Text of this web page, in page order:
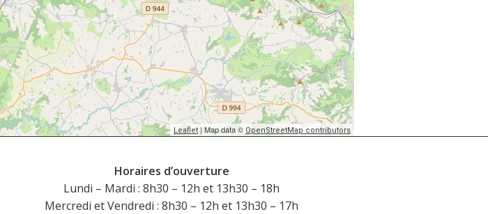
Leaflet| Map data © OpenStreetMap contributors
Horaires d’ouverture
Lundi – Mardi : 8h30 – 12h et 13h30 – 18h
Mercredi et Vendredi : 8h30 – 12h et 13h30 – 17h